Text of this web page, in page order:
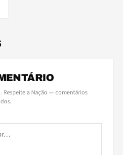
Respeite a Nação — comentários